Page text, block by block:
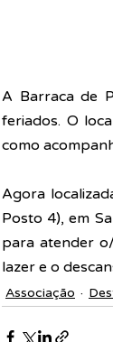
A Barraca de
feriados. O
como
Agora
Posto 4), em
para atender
lazer e o
Associação